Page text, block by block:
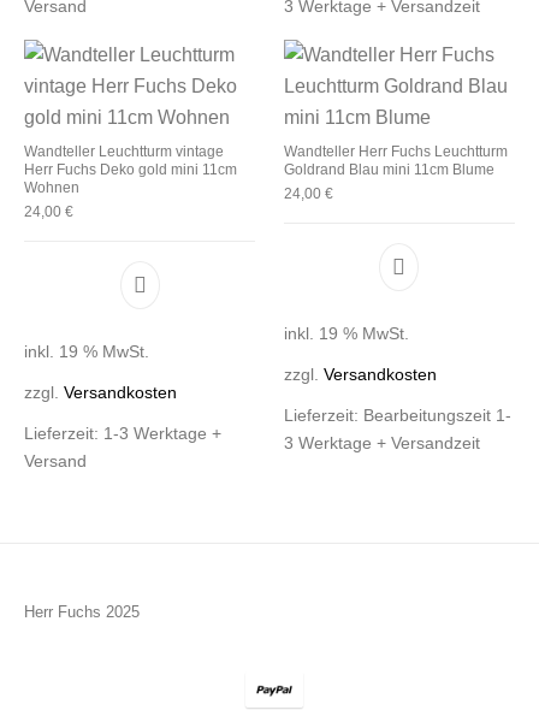
Versand
3 Werktage + Versandzeit
Wandteller Leuchtturm vintage
Herr Fuchs Deko gold mini 11cm
Wohnen
24,00€
inkl. 19 % MwSt.
zzgl.Versandkosten
Lieferzeit: 1-3 Werktage +
Versand
Wandteller Herr Fuchs Leuchtturm
Goldrand Blau mini 11cm Blume
24,00 €
inkl. 19 % MwSt.
zzgl. Versandkosten
Lieferzeit: Bearbeitungszeit 1-
3 Werktage + Versandzeit
Herr Fuchs 2025